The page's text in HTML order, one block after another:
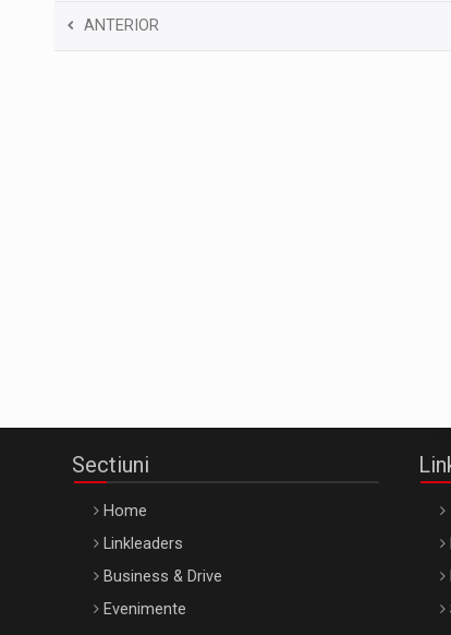
ANTERIOR
Sectiuni
Home
Linkleaders
Business & Drive
Evenimente